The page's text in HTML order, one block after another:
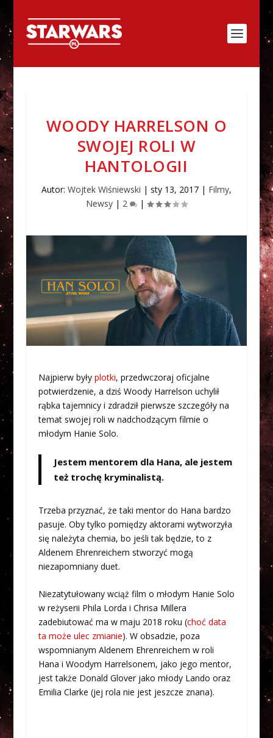
WOODY HARRELSON O
SWOJEJ ROLI W
HANTOLOGII
Autor: Wojtek Wiśniewski | sty 13, 2017| Filmy,
Newsy| 2 |
Najpierw były plotki, przedwczoraj oficjalne
potwierdzenie, a dziś Woody Harrelson uchylił
rąbka tajemnicy i zdradził pierwsze szczegóły na
temat swojej roli w nadchodzącym filmie o
młodym Hanie Solo.
Jestem mentorem dla Hana, ale jestem
też trochę kryminalistą.
Trzeba przyznać, że taki mentor do Hana bardzo
pasuje. Oby tylko pomiędzy aktorami wytworzyła
się należyta chemia, bo jeśli tak będzie, to z
Aldenem Ehrenreichem stworzyć mogą
niezapomniany duet.
Niezatytułowany wciąż film o młodym Hanie Solo
w reżyserii Phila Lorda i Chrisa Millera
zadebiutować ma w maju 2018 roku (choć data
ta może ulec zmianie). W obsadzie, poza
wspomnianym Aldenem Ehrenreichem w roli
Hana i Woodym Harrelsonem, jako jego mentor,
jest także Donald Glover jako młody Lando oraz
Emilia Clarke (jej rola nie jest jeszcze znana).